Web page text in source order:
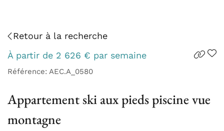
Retour à la recherche
À partir de 2 626 € par semaine
Référence: AEC.A_0580
Appartement ski aux pieds piscine vue
montagne